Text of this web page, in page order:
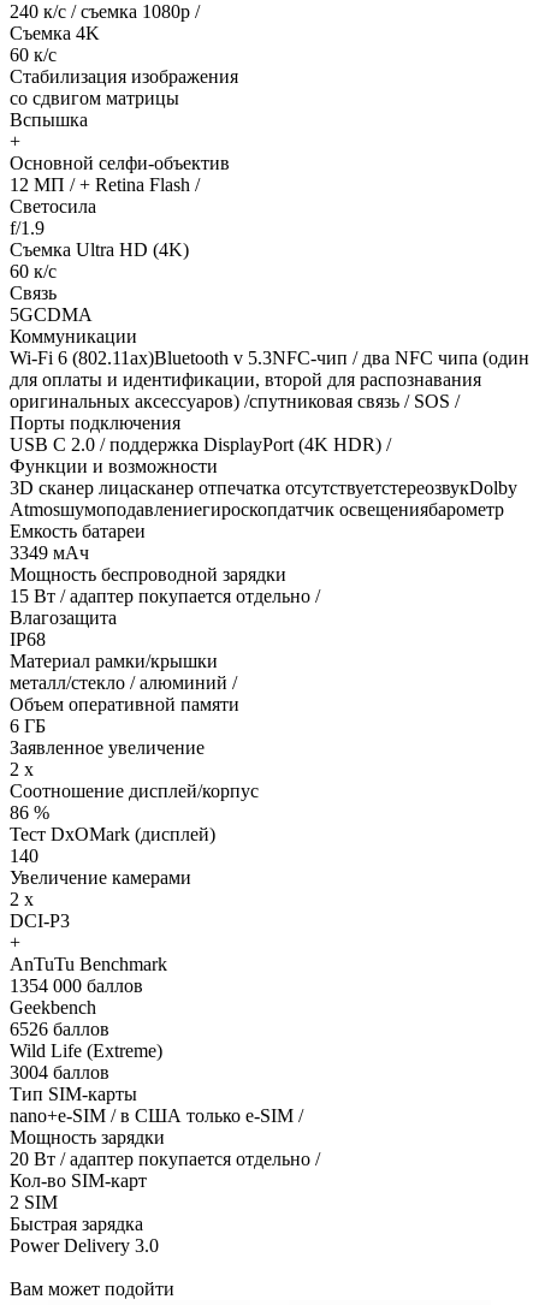
240 к/с / съемка 1080р /
Съемка 4K
60 к/с
Стабилизация изображения
со сдвигом матрицы
Вспышка
+
Основной селфи-объектив
12 МП / + Retina Flash /
Светосила
f/1.9
Съемка Ultra HD (4K)
60 к/с
Связь
5GCDMA
Коммуникации
Wi-Fi 6 (802.11ax)Bluetooth v 5.3NFC-чип / два NFC чипа (один
для оплаты и идентификации, второй для распознавания
оригинальных аксессуаров) /спутниковая связь / SOS /
Порты подключения
USB C 2.0 / поддержка DisplayPort (4K HDR) /
Функции и возможности
3D сканер лицасканер отпечатка отсутствуетстереозвукDolby
Atmosшумоподавлениегироскопдатчик освещениябарометр
Емкость батареи
3349 мАч
Мощность беспроводной зарядки
15 Вт / адаптер покупается отдельно /
Влагозащита
IP68
Материал рамки/крышки
металл/стекло / алюминий /
Объем оперативной памяти
6 ГБ
Заявленное увеличение
2 x
Соотношение дисплей/корпус
86 %
Тест DxOMark (дисплей)
140
Увеличение камерами
2 x
DCI-P3
+
AnTuTu Benchmark
1354 000 баллов
Geekbench
6526 баллов
Wild Life (Extreme)
3004 баллов
Тип SIM-карты
nano+e-SIM / в США только e-SIM /
Мощность зарядки
20 Вт / адаптер покупается отдельно /
Кол-во SIM-карт
2 SIM
Быстрая зарядка
Power Delivery 3.0
Вам может подойти